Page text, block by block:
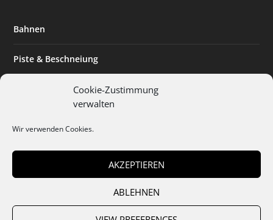
Cookie-Zustimmung
verwalten
Wir verwenden Cookies.
AKZEPTIEREN
ABLEHNEN
Bahnen
Piste & Beschneiung
Expertise & Technik
Mediadaten Cookies Datenschutz